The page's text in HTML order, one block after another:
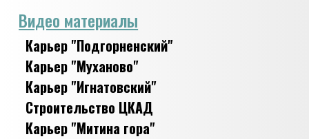
Видео материалы
Карьер "Подгорненский"
Карьер "Муханово"
Карьер "Игнатовский"
Строительство ЦКАД
Карьер "Митина гора"